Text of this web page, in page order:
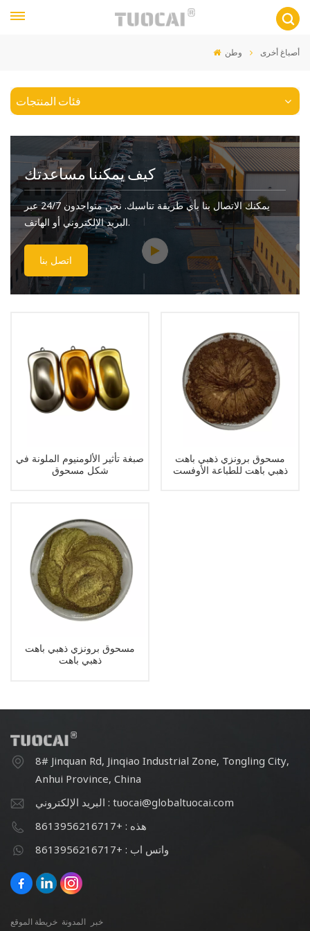
وطن أصباغ أخرى
فئات المنتجات
كيف يمكننا مساعدتك
يمكنك الاتصال بنا بأي طريقة تناسبك. نحن متواجدون 24/7 عبر
البريد الإلكتروني أو الهاتف.
اتصل بنا
صبغة تأثير الألومنيوم الملونة في
شكل مسحوق
مسحوق برونزي ذهبي باهت
ذهبي باهت للطباعة الأوفست
مسحوق برونزي ذهبي باهت
ذهبي باهت
8# Jinquan Rd, Jinqiao Industrial Zone, Tongling City,
Anhui Province, China
البريد الإلكتروني : tuocai@globaltuocai.com
هذه : +8613956216717
واتس اب : +8613956216717
خريطة الموقع المدونة
خبر